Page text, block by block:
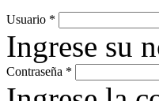
Usuario *
Ingrese su
Contraseña *